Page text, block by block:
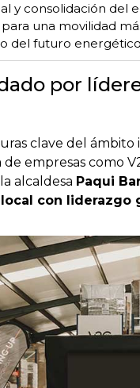
y consolidación del
una movilidad
del futuro energético
por
clave del
empresas como
alcaldesa Paqui
con liderazgo